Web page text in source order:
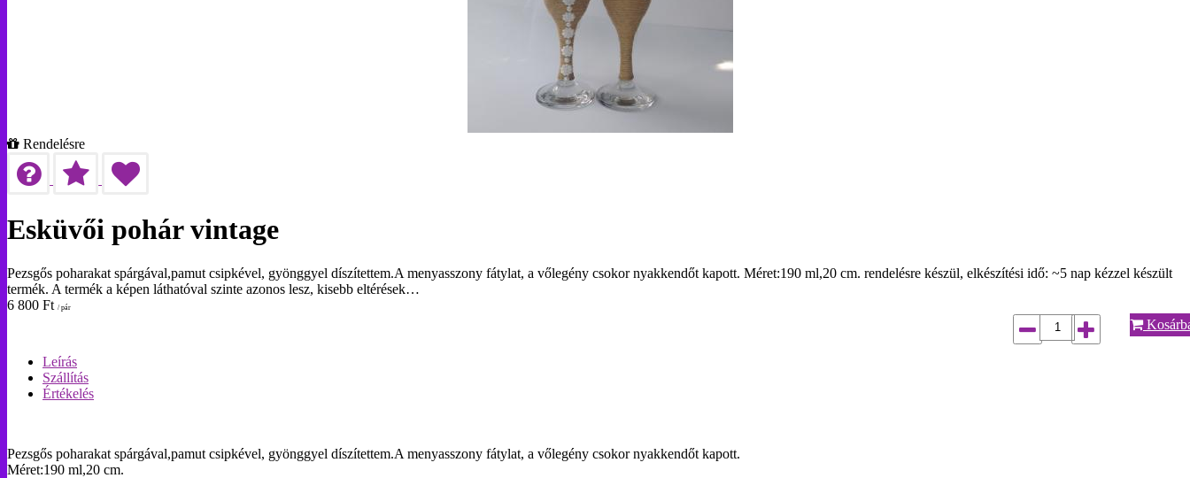
Rendelésre
Esküvői pohár vintage
Pezsgős poharakat spárgával,pamut csipkével, gyönggyel díszítettem.A menyasszony fátylat, a vőlegény csokor nyakkendőt kapott. Méret:190 ml,20 cm. rendelésre készül, elkészítési idő: ~5 nap kézzel készült
termék. A termék a képen láthatóval szinte azonos lesz, kisebb eltérések…
6 800 Ft / pár
Leírás
Szállítás
Értékelés
Pezsgős poharakat spárgával,pamut csipkével, gyönggyel díszítettem.A menyasszony fátylat, a vőlegény csokor nyakkendőt kapott.
Méret:190 ml,20 cm.